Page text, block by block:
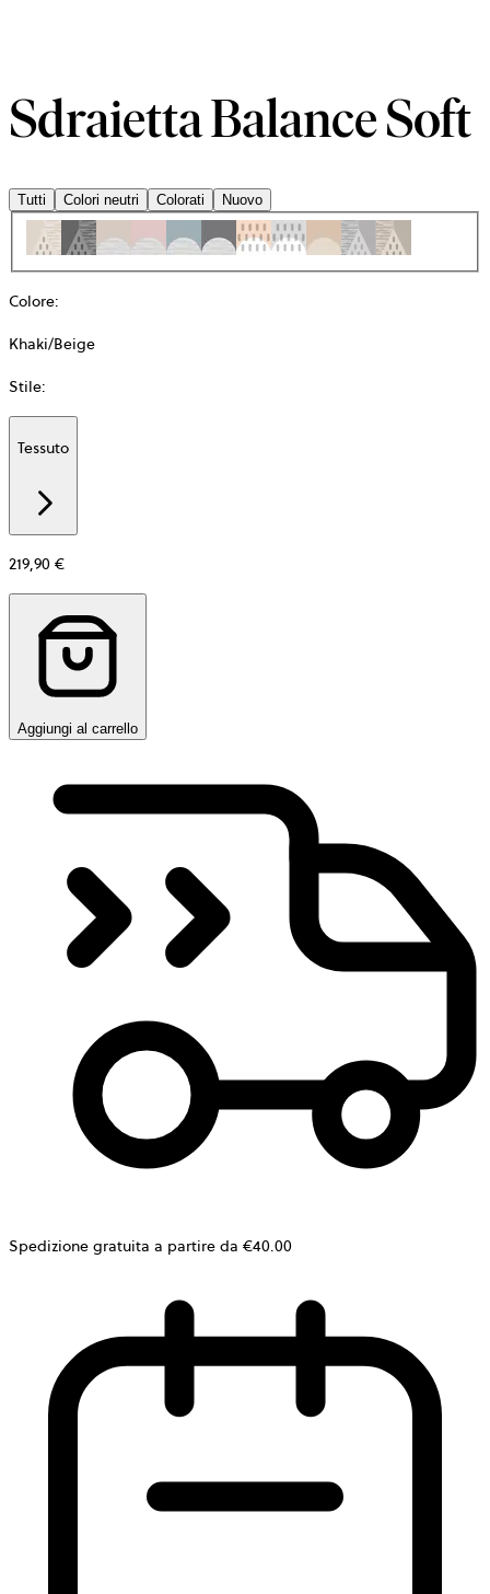
Sdraietta Balance Soft
Tutti Colori neutri Colorati Nuovo
Colore:
Khaki/Beige
Stile:
Tessuto
Materiale
219,90 €
Aggiungi al carrello
Spedizione gratuita a partire da €40.00